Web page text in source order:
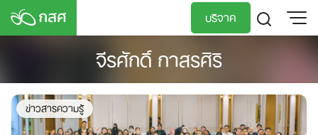
Skip
content
บริจาค
EN
จีรศักดิ์ กาสรศิริ
ข่าวสารความรู้